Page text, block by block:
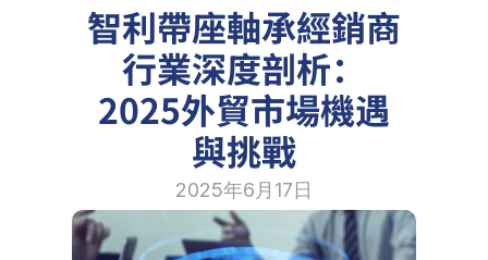
智利帶座軸承經銷商
行業深度剖析：
2025外貿市場機遇
與挑戰
2025年6月17日